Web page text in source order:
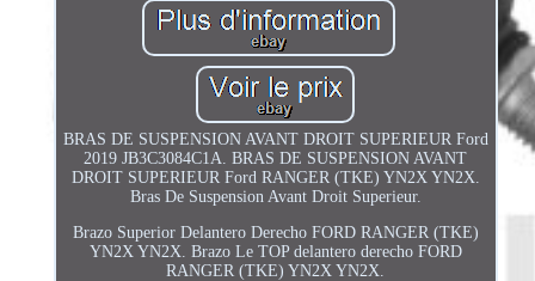
BRAS DE SUSPENSION AVANT DROIT SUPERIEUR Ford
2019 JB3C3084C1A. BRAS DE SUSPENSION AVANT
DROIT SUPERIEUR Ford RANGER (TKE) YN2X YN2X.
Bras De Suspension Avant Droit Superieur.
Brazo Superior Delantero Derecho FORD RANGER (TKE)
YN2X YN2X. Brazo Le TOP delantero derecho FORD
RANGER (TKE) YN2X YN2X.